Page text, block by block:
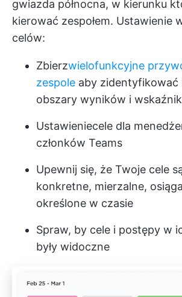
gwiazda północna, w kierunku
kierować zespołem. Ustawienie
celów:
Zbierzwielofunkcyjne
zespole aby zidentyfikować
obszary wyników i
Ustawieniecele dla
członków Teams
Upewnij się, że Twoje cele
konkretne, mierzalne,
określone w czasie
Spraw, by cele i postępy w
były widoczne